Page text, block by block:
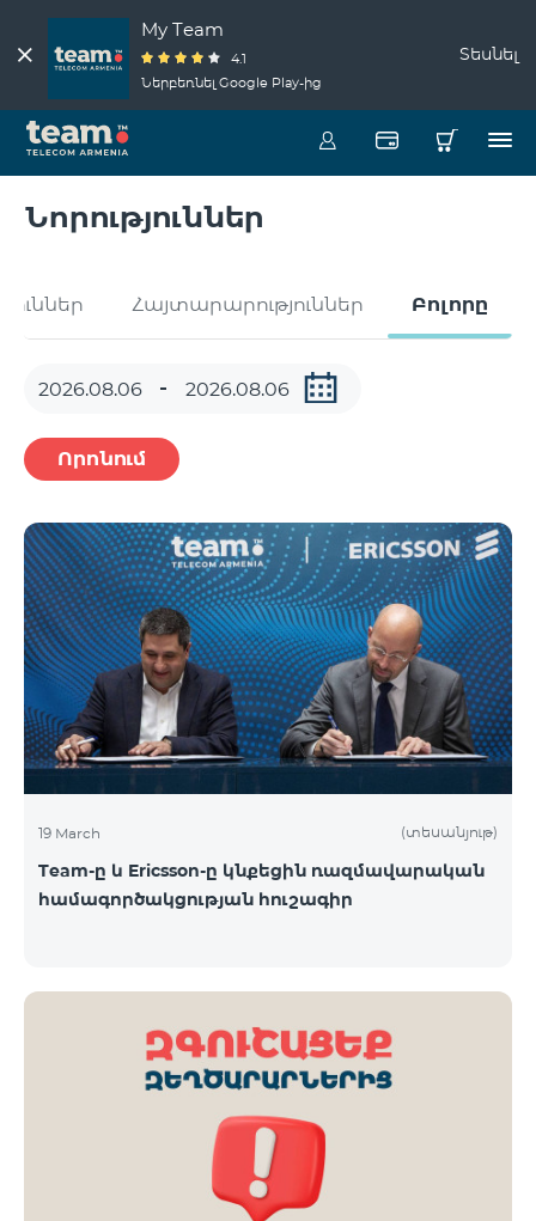
My Team
4.1
Ներբեռնել Google Play-ից
Տեսնել
Նորություններ
Հայտարարություններ Բոլորը
Որոնում
19 March (տեսանյութ)
Team-ը և Ericsson-ը կնքեցին ռազմավարական
համագործակցության հուշագիր